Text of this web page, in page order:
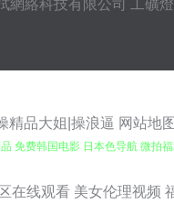
網絡科技有限公司 工礦燈
精品大姐|操浪逼 网站地图
费韩国电影 日本色导航 微拍
在线观看 美女伦理视频